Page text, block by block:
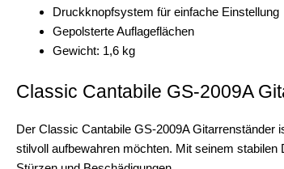
Druckknopfsystem für einfache Einstellung
Gepolsterte Auflageflächen
Gewicht: 1,6 kg
Classic Cantabile GS-2009A
Der Classic Cantabile GS-2009A Gitarrenständer
stilvoll aufbewahren möchten. Mit seinem